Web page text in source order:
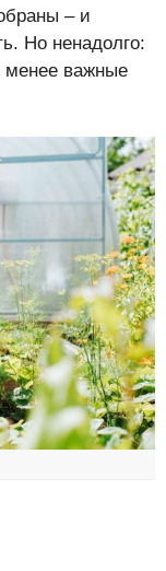
– и
Но ненадолго:
менее важные